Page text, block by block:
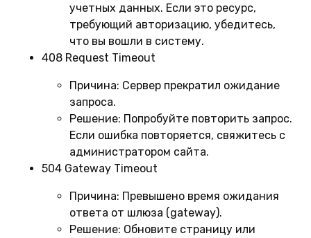
учетных данных. Если это ресурс,
требующий авторизацию, убедитесь,
что вы вошли в систему.
408 Request Timeout
Причина: Сервер прекратил ожидание
запроса.
Решение: Попробуйте повторить запрос.
Если ошибка повторяется, свяжитесь с
администратором сайта.
504 Gateway Timeout
Причина: Превышено время ожидания
ответа от шлюза (gateway).
Решение: Обновите страницу или